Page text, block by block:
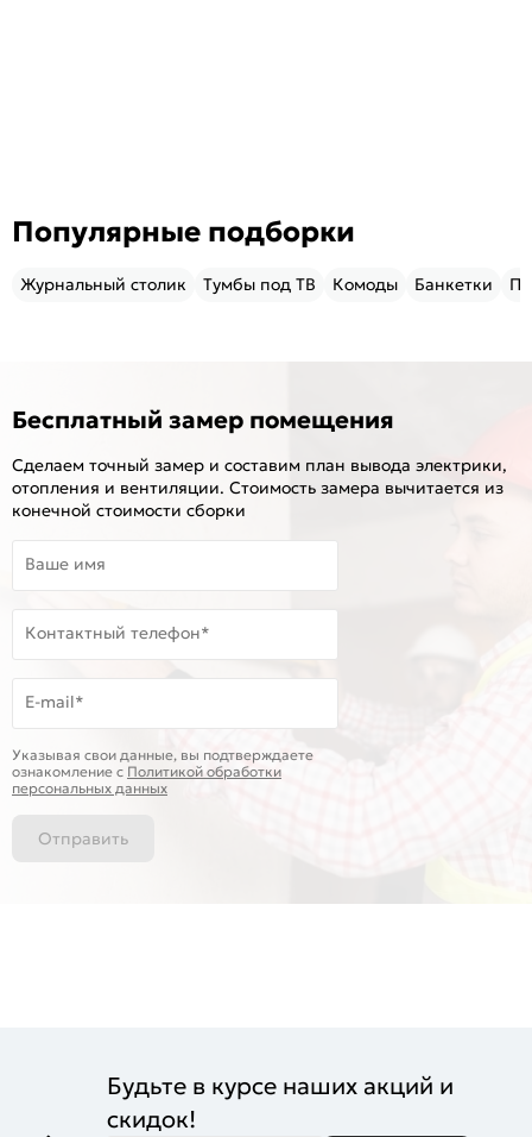
Популярные подборки
Журнальный столик Тумбы под ТВ Комоды Банкетки
Бесплатный замер помещения
Сделаем точный замер и составим план вывода электрики,
отопления и вентиляции. Стоимость замера вычитается из
конечной стоимости сборки
Ваше имя
Контактный телефон*
E-mail*
Указывая свои данные, вы подтверждаете
ознакомление c Политикой обработки
персональных данных
Отправить
Будьте в курсе наших акций и
скидок!